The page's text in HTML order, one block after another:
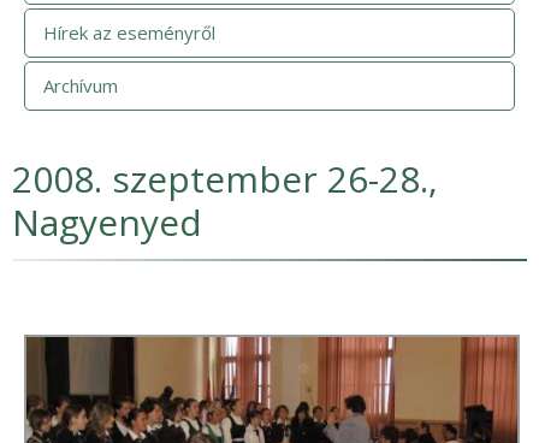
Hírek az eseményről
Archívum
2008. szeptember 26-28.,
Nagyenyed